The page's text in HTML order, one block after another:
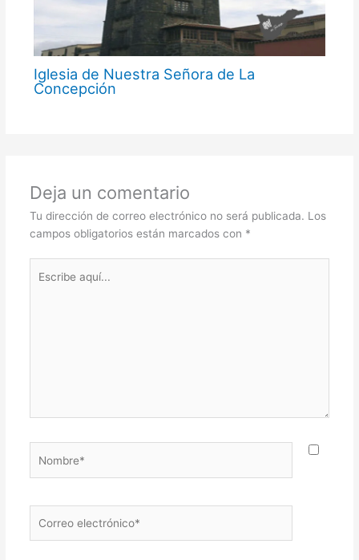
Iglesia de Nuestra Señora de La
Concepción
Deja un comentario
Tu dirección de correo electrónico no será publicada. Los
campos obligatorios están marcados con *
aquí...
electrónico*